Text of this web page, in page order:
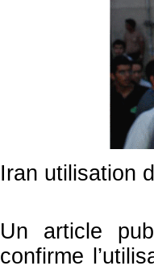
Iran utilisation
Un article
confirme